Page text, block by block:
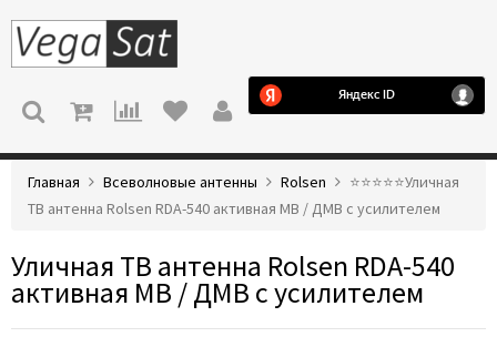
МЕНЮ
Главная Всеволновые антенны Rolsen
⭐️⭐️⭐️⭐️⭐️Уличная
ТВ антенна Rolsen RDA-540 активная МВ / ДМВ с усилителем
Уличная ТВ антенна Rolsen RDA-540
активная МВ / ДМВ с усилителем